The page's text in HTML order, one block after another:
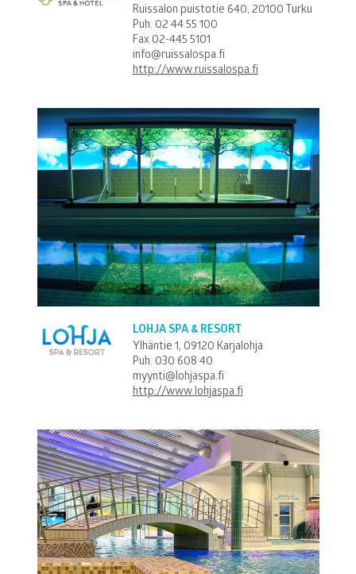
Ruissalon puistotie 640, 20100 Turku
Puh. 02 44 55 100
Fax 02-445 5101
info@ruissalospa.fi
http://www.ruissalospa.fi
LOHJA SPA & RESORT
Ylhäntie 1, 09120 Karjalohja
Puh. 030 608 40
myynti@lohjaspa.fi
http://www.lohjaspa.fi